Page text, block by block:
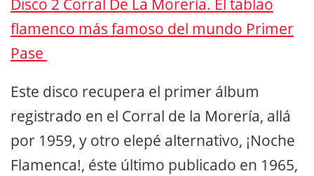
flamenco más famoso del mundo Primer
Pase
Este disco recupera el primer álbum
registrado en el Corral de la Morería, allá
por 1959, y otro elepé alternativo, ¡Noche
Flamenca!, éste último publicado en 1965,